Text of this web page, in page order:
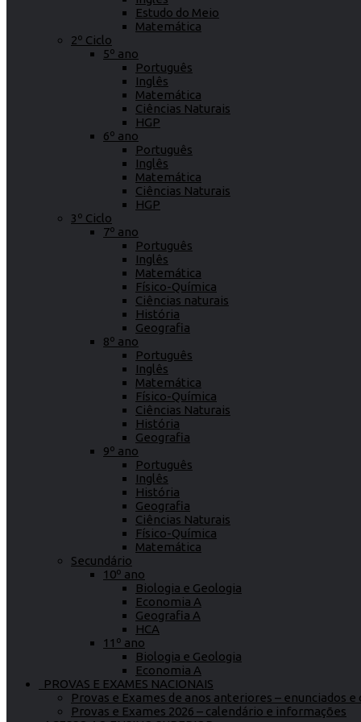
Estudo do Meio
Matemática
2º Ciclo
5º ano
Português
Inglês
Matemática
Ciências Naturais
HGP
6º ano
Português
Inglês
Matemática
Ciências Naturais
HGP
3º Ciclo
7º ano
Português
Inglês
Matemática
Físico-Química
Ciências naturais
História
Geografia
8º ano
Português
Inglês
Matemática
Físico-Química
Ciências Naturais
História
Geografia
9º ano
Português
Inglês
História
Geografia
Ciências Naturais
Físico-Química
Matemática
Secundário
10º ano
Biologia e Geologia
Economia A
Geografia A
HCA
11º ano
Biologia e Geologia
Economia A
PROVAS E EXAMES NACIONAIS
Provas e Exames de anos anteriores – enunciados
Provas e Exames 2026 – calendário e informações